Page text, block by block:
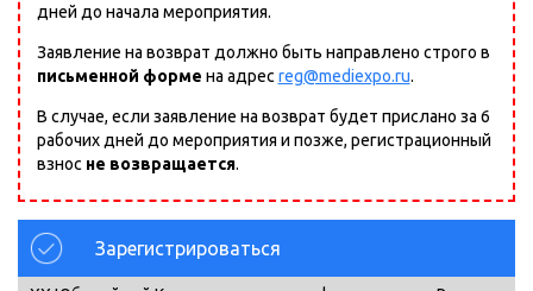
дней до начала мероприятия.
Заявление на возврат должно быть направлено строго в
письменной форме на адрес reg@mediexpo.ru.
В случае, если заявление на возврат будет прислано за 6
рабочих дней до мероприятия и позже, регистрационный
взнос не возвращается.
Зарегистрироваться